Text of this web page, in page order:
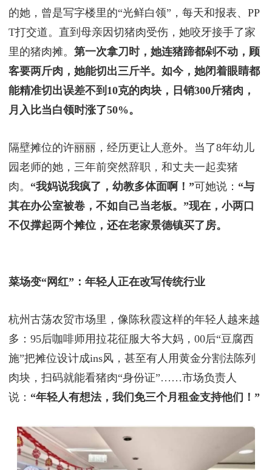
的她，曾是写字楼里的“光鲜白领”，每天和报表、PP
T打交道。直到母亲因切猪肉受伤，她咬牙接手了家
里的猪肉摊。 第一次拿刀时，她连猪蹄都剁不动，顾
客要两斤肉，她能切出三斤半。如今，她闭着眼睛都
能精准切出误差不到10克的肉块，日销300斤猪肉，
月入比当白领时涨了50%。
隔壁摊位的许丽丽，经历更让人意外。当了8年幼儿
园老师的她，三年前突然辞职，和丈夫一起卖猪
肉。 “我妈说我疯了，幼教多体面啊！”可她说： “与
其在办公室被卷，不如自己当老板。”现在，小两口
不仅撑起两个摊位，还在老家景德镇买了房。
菜场变“网红”：年轻人正在改写传统行业